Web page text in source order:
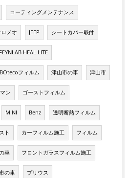
コーティングメンテナンス
メオ JEEP シートカバー取付
FEYNLAB HEAL LITE
フィルム 津山市の車 津山市
ン ゴーストフィルム
MINI Benz 透明断熱フィルム
ト カーフィルム施工 フィルム
車 フロントガラスフィルム施工
の車 プリウス